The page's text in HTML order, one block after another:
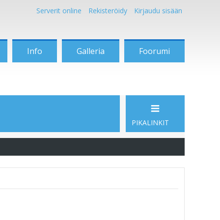
Serverit online Rekisteröidy Kirjaudu sisään
Info Galleria Foorumi
PIKALINKIT